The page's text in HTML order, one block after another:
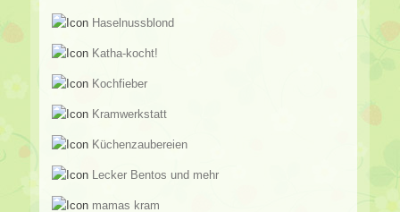
Haselnussblond
Katha-kocht!
Kochfieber
Kramwerkstatt
Küchenzaubereien
Lecker Bentos und mehr
mamas kram